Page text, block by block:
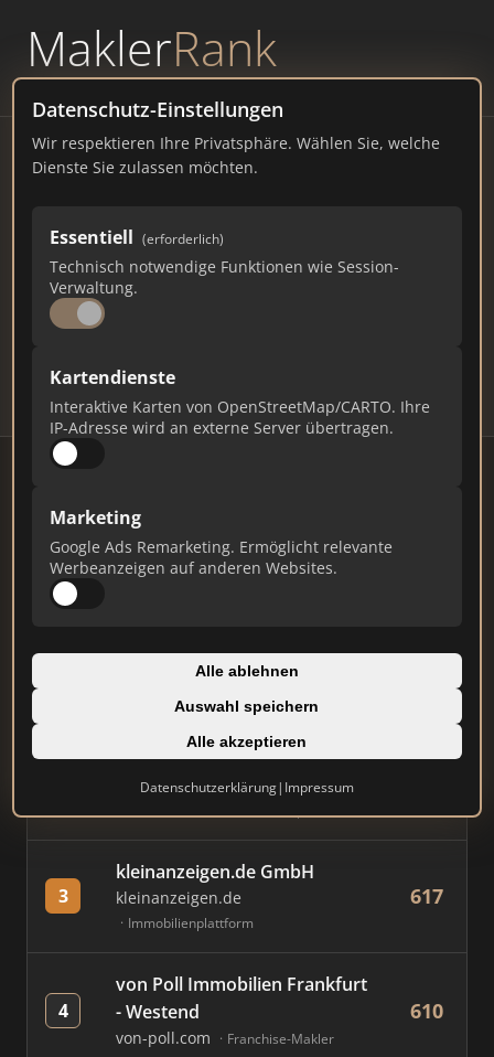
MaklerRank
powered byWAVEPOINT
Datenschutz-Einstellungen
Wir respektieren Ihre Privatsphäre. Wählen Sie, welche
Dienste Sie zulassen möchten.
Essentiell (erforderlich)
Technisch notwendige Funktionen wie Session-
Verwaltung.
Kartendienste
Interaktive Karten von OpenStreetMap/CARTO. Ihre
IP-Adresse wird an externe Server übertragen.
Marketing
Google Ads Remarketing. Ermöglicht relevante
Werbeanzeigen auf anderen Websites.
Alle ablehnen
Auswahl speichern
Alle akzeptieren
Datenschutzerklärung| Impressum
Immobilienmakler
Pfaffenhofen – Ranking Juli
2026
BADEN-WÜRTTEMBERG
90
Makler Makler-Keywords
Stand: Juli 2026
#
Immobilien Scout GmbH
immobilienscout24.de
AVIV Germany GmbH
3
kleinanzeigen.de GmbH
kleinanzeigen.de
Immobilienplattform
617
4
von Poll Immobilien Frankfurt
- Westend
von-poll.com Franchise-Makler
610